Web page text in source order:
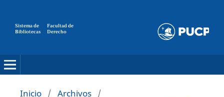
Sistema de
Bibliotecas
Facultad de
Derecho
Inicio / Archivos /